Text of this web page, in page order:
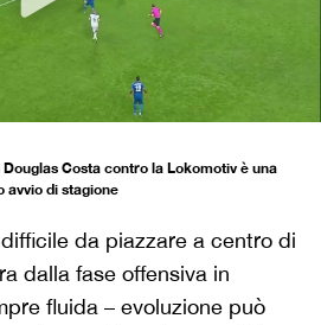
Douglas Costa contro la Lokomotiv è una
avvio di stagione
da piazzare a centro di
dalla fase offensiva in
fluida – evoluzione può